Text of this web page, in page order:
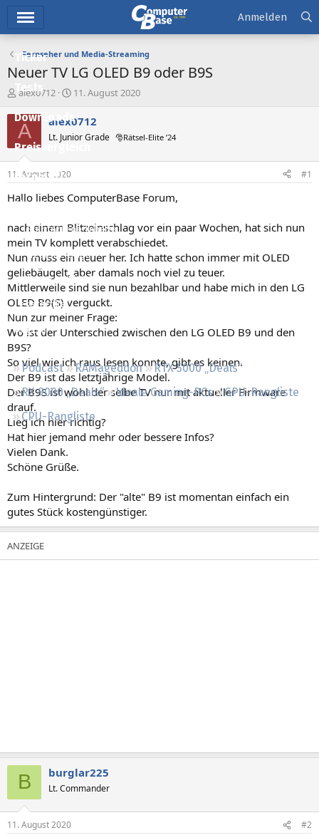
Ticker
Tests
Downloads
Preisvergleich
Forum
Aktuelles
Empfohlene Inhalte
Neue Beiträge
Neueste Aktivitäten
Leserartikel
Regeln
Podcast RAMageddon
RTX 5000 „Deals“
RX 9000 „Deals“
Ideale Gaming-PCs
GPU-Rangliste
CPU-Rangliste
Anmelden
Fernseher und Media-Streaming
Neuer TV LG OLED B9 oder B9S
E
s
t
e
e
r
alex0712
E
s
t
e
t
a
11. August 2020
A alex0712
Lt. Junior Grade 🎅Rätsel-Elite ’24
11. August 2020 #1
Hallo liebes ComputerBase Forum,
nach einem Blitzeinschlag vor ein paar Wochen, hat sich nun
mein TV komplett verabschiedet.
Nun muss ein neuer her. Ich hatte schon immer mit OLED
geliebäugelt, aber damals noch viel zu teuer.
Mittlerweile sind sie nun bezahlbar und habe mich in den LG
OLED B9(S) verguckt.
Nun zur meiner Frage:
Wo ist der Unterschied zwischen den LG OLED B9 und den
B9S?
So viel wie ich raus lesen konnte, gibt es keinen.
Der B9 ist das letztjährige Model.
Der B9S ist wohl der selbe TV nur mit aktueller Firmware
drauf.
Lieg ich hier richtig?
Hat hier jemand mehr oder bessere Infos?
Vielen Dank.
Schöne Grüße.
Zum Hintergrund: Der "alte" B9 ist momentan einfach ein
gutes Stück kostengünstiger.
B burglar225
Lt. Commander
11. August 2020 #2